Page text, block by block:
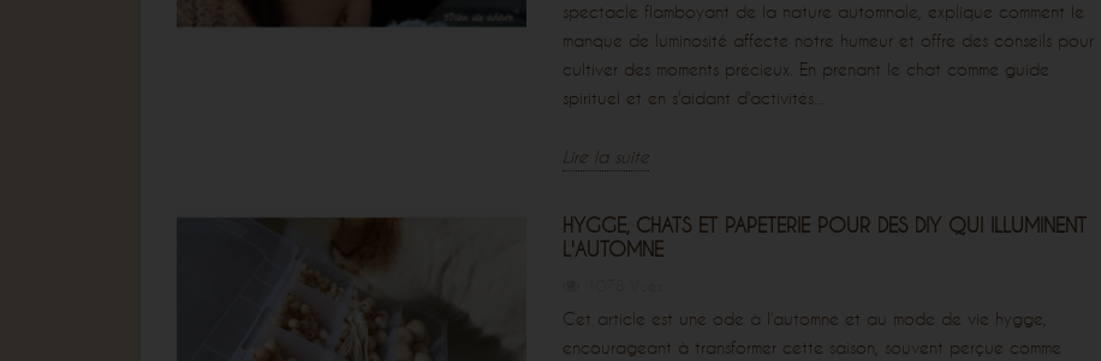
spectacle flamboyant de la nature automnale, explique comment le
manque de luminosité affecte notre humeur et offre des conseils pour
cultiver des moments précieux. En prenant le chat comme guide
spirituel et en s'aidant d'activités...
Lire la suite
HYGGE, CHATS ET PAPETERIE POUR DES DIY QUI ILLUMINENT
L'AUTOMNE
Cet article est une ode à l'automne et au mode de vie hygge,
encourageant à transformer cette saison, souvent perçue comme